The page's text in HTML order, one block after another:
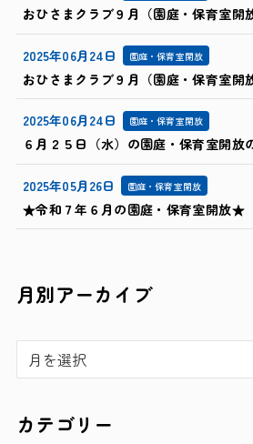
おひさまクラブ９月（園庭・保育室開
2025年06月24日 園庭・保育室開放
おひさまクラブ９月（園庭・保育室開
2025年06月24日 園庭・保育室開放
６月２５日（水）の園庭・保育室開放
2025年05月26日 園庭・保育室開放
★令和７年６月の園庭・保育室開放★
月別アーカイブ
ブ
カテゴリー